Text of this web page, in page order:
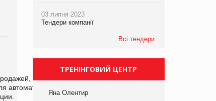
развитием
автоматизации
03 липня 2023
Тендери компанії
Всі тендери
ТРЕНІНГОВИЙ ЦЕНТР
Яна Олентир